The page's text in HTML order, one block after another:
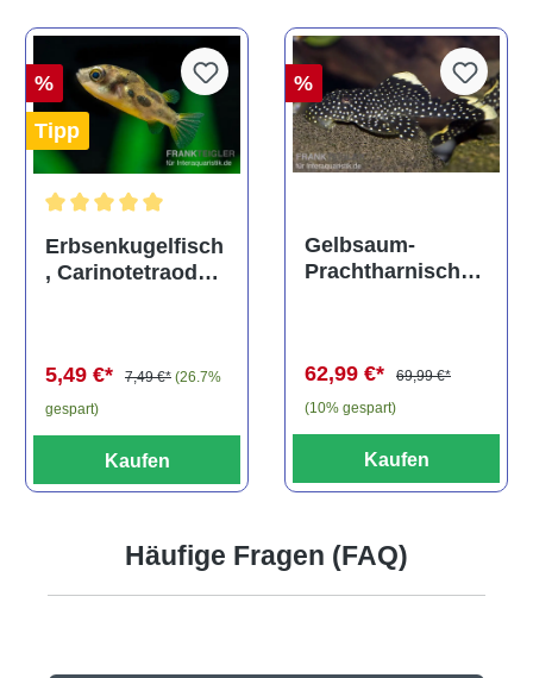
%
Tipp
Durchschnittliche Bewertung von 5 von 5 Sternen
Erbsenkugelfisch
, Carinotetraodon
5,49 €* 7,49 €* (26.7%
gespart)
Kaufen
%
Gelbsaum-
Prachtharnischw
62,99 €*
69,99 €*
(10% gespart)
Kaufen
Häufige Fragen (FAQ)